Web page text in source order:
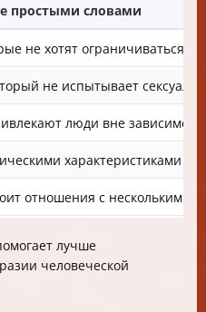
простыми словами
не хотят ограничиваться
не испытывает
люди вне
характеристиками
отношения с несколькими
лучше
человеческой